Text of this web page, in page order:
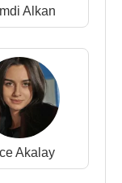
Alkan
Akalay